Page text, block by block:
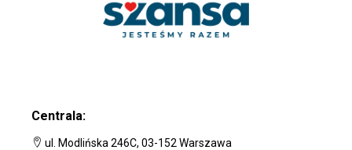
Centrala:
ul. Modlińska 246C, 03-152 Warszawa